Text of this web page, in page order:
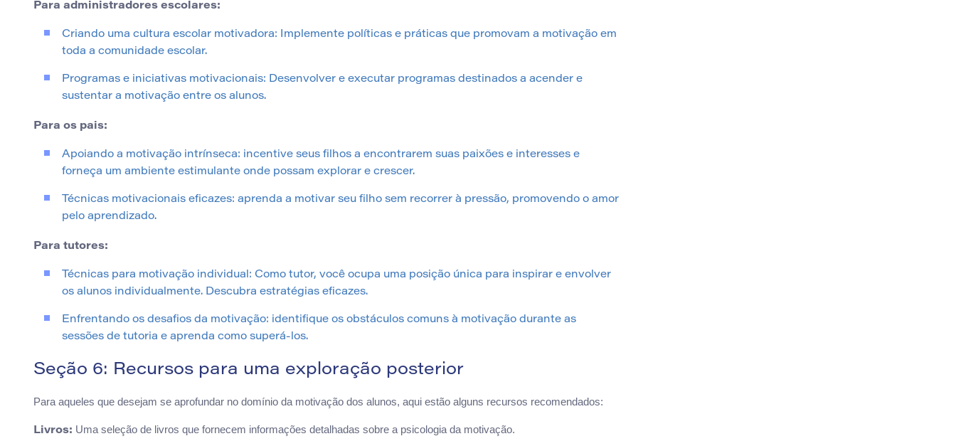
Para administradores escolares:
Criando uma cultura escolar motivadora: Implemente políticas e práticas que promovam a motivação em
toda a comunidade escolar.
Programas e iniciativas motivacionais: Desenvolver e executar programas destinados a acender e
sustentar a motivação entre os alunos.
Para os pais:
Apoiando a motivação intrínseca: incentive seus filhos a encontrarem suas paixões e interesses e
forneça um ambiente estimulante onde possam explorar e crescer.
Técnicas motivacionais eficazes: aprenda a motivar seu filho sem recorrer à pressão, promovendo o amor
pelo aprendizado.
Para tutores:
Técnicas para motivação individual: Como tutor, você ocupa uma posição única para inspirar e envolver
os alunos individualmente. Descubra estratégias eficazes.
Enfrentando os desafios da motivação: identifique os obstáculos comuns à motivação durante as
sessões de tutoria e aprenda como superá-los.
Seção 6: Recursos para uma exploração posterior
Para aqueles que desejam se aprofundar no domínio da motivação dos alunos, aqui estão alguns recursos recomendados:
Livros: Uma seleção de livros que fornecem informações detalhadas sobre a psicologia da motivação.